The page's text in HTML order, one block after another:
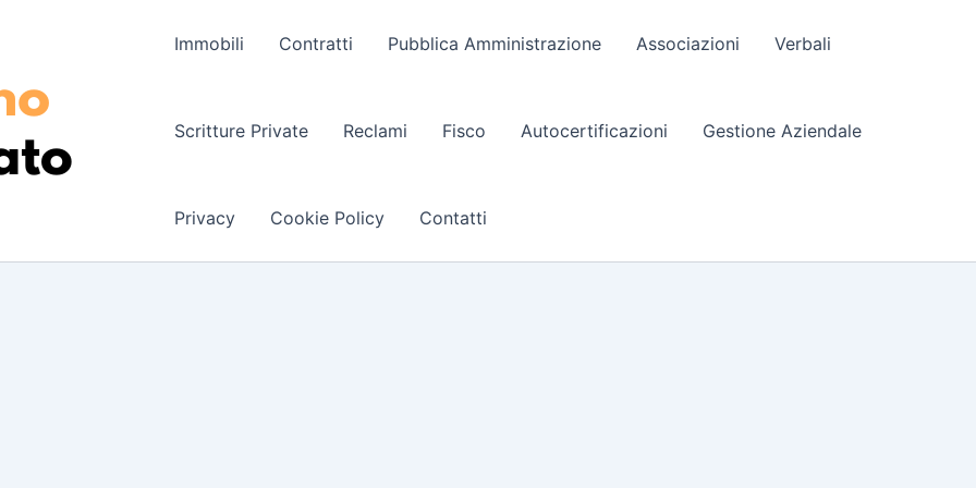
Immobili Contratti Pubblica Amministrazione Associazioni Verbali
Scritture Private Reclami Fisco Autocertificazioni Gestione Aziendale
Privacy Cookie Policy Contatti